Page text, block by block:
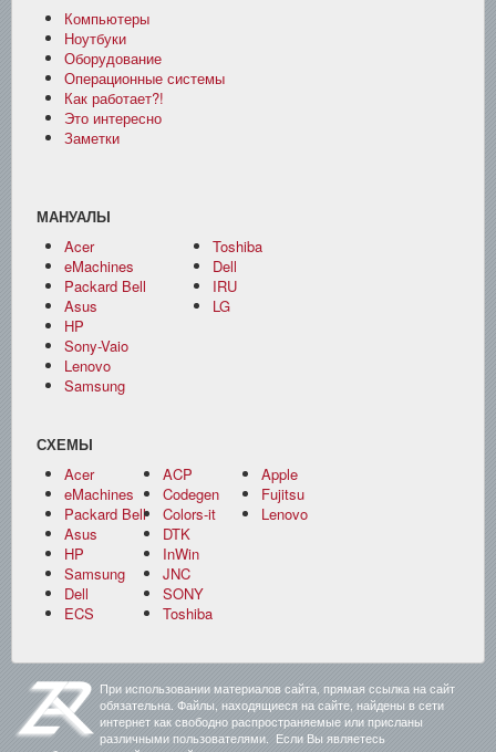
Компьютеры
Ноутбуки
Оборудование
Операционные системы
Как работает?!
Это интересно
Заметки
МАНУАЛЫ
Acer
eMachines
Packard Bell
Asus
HP
Sony-Vaio
Lenovo
Samsung
Toshiba
Dell
IRU
LG
СХЕМЫ
Acer
eMachines
Packard Bell
Asus
HP
Samsung
Dell
ECS
ACP
Codegen
Colors-it
DTK
InWin
JNC
SONY
Toshiba
Apple
Fujitsu
Lenovo
При использовании материалов сайта, прямая ссылка на сайт
обязательна. Файлы, находящиеся на сайте, найдены в сети
интернет как свободно распространяемые или присланы
различными пользователями. Если Вы являетесь